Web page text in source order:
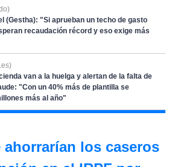
(Gestha): "Si aprueban un techo de gasto
recaudación récord y eso exige más
van a la huelga y alertan de la falta de
"Con un 40% más de plantilla se
más al año"
los caseros